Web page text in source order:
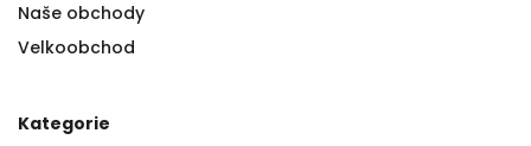
Naše obchody
Velkoobchod
Kategorie